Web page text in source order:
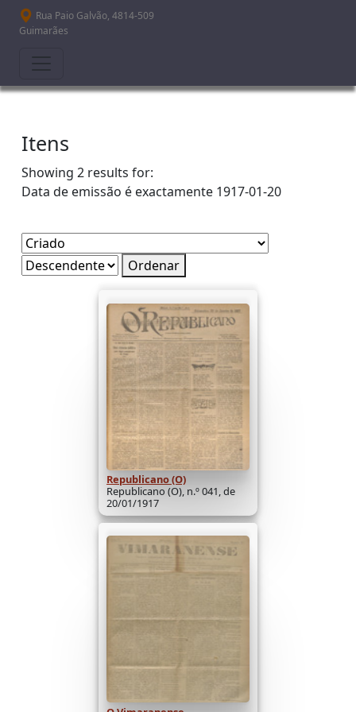
Passar para o conteúdo principal
Rua Paio Galvão, 4814-509
Guimarães
Itens
Showing 2 results for:
Data de emissão é exactamente 1917-01-20
Ordenar
Republicano (O)
Republicano (O), n.º 041, de
20/01/1917